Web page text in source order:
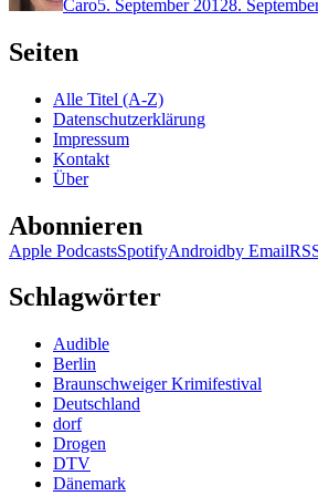
Caro5. September 20128.
Seiten
Alle Titel (A-Z)
Datenschutzerklärung
Impressum
Kontakt
Über
Abonnieren
Apple PodcastsSpotifyAndroidby Email
Schlagwörter
Audible
Berlin
Braunschweiger Krimifestival
Deutschland
dorf
Drogen
DTV
Dänemark